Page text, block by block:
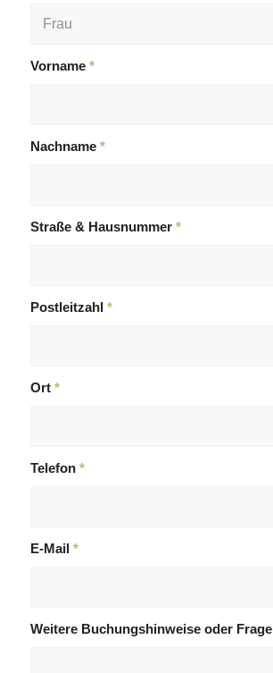
Vorname *
Nachname *
Straße & Hausnummer *
Postleitzahl *
Ort *
Telefon *
E-Mail *
Weitere Buchungshinweise oder Frage